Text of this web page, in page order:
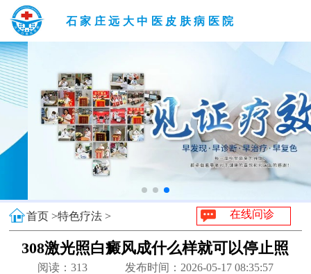
石家庄远大中医皮肤病医院
首页 >特色疗法 > 在线问诊
308激光照白癜风成什么样就可以停止照
阅读： 313 发布时间：2026-05-17 08:35:57